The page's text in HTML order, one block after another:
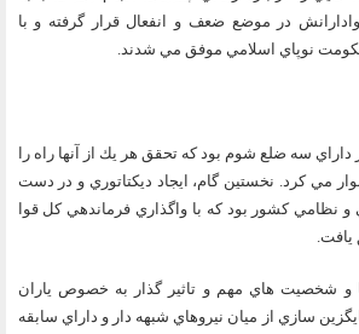
در موضع ضعف و انفعال قرار گرفته و با
نوپاي اسلامي موفق مي شدند.
سه ضلع شوم بود كه تحقق هر يك از آنها راه را
مي كرد. نخستين گام، ايجاد ديكتاتوري و در دست
نظامي كشور بود كه با واگذاري فرماندهي كل قوا
يافت.
و شخصيت هاي مهم و تاثير گذار به خصوص ياران
سازي از ميان نيروهاي شبهه دار و داراي سابقه